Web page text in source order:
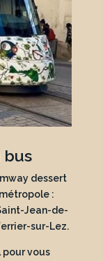
bus
dessert
:
Jean-de-
sur-Lez.
pour vous